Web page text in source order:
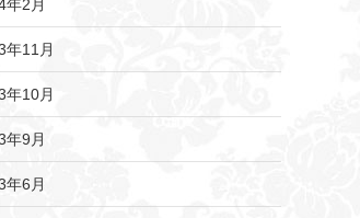
年2月
年11月
年10月
年9月
年6月